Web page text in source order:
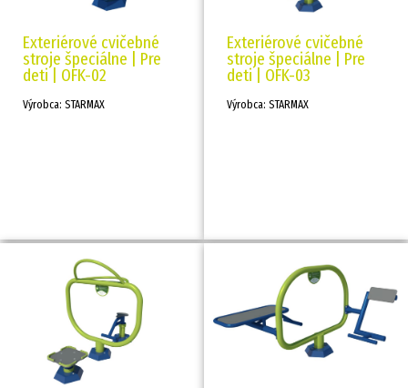
Exteriérové cvičebné
stroje špeciálne | Pre
deti | OFK-02
Výrobca: STARMAX
Exteriérové cvičebné
stroje špeciálne | Pre
deti | OFK-03
Výrobca: STARMAX